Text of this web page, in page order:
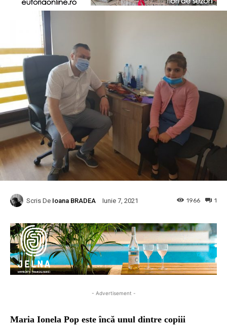
Scris De Ioana BRADEA Iunie 7, 2021 1
1966
- Advertisement -
Maria Ionela Pop este încă unul dintre copiii